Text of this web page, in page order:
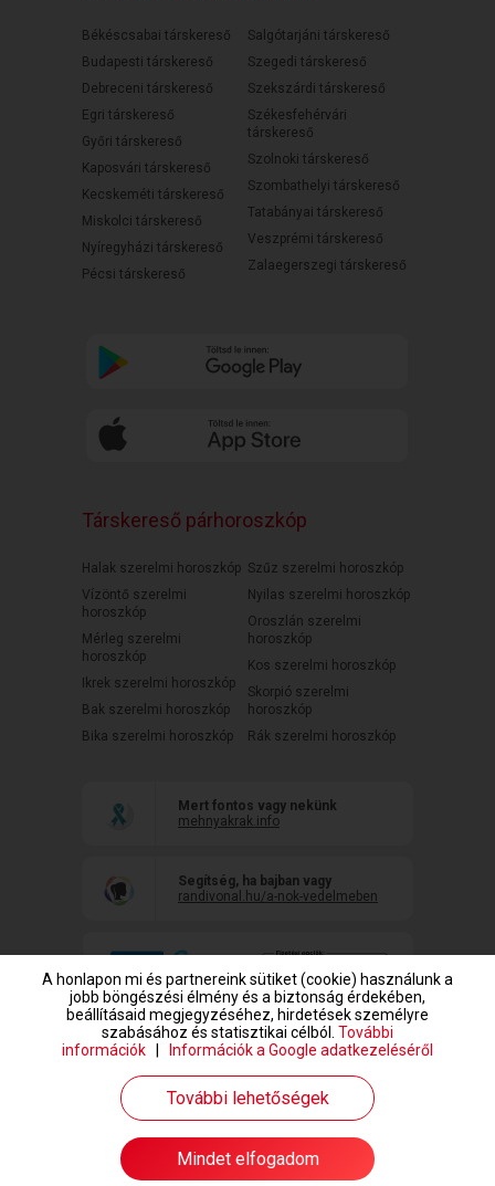
Békéscsabai társkereső
Budapesti társkereső
Debreceni társkereső
Egri társkereső
Győri társkereső
Kaposvári társkereső
Kecskeméti társkereső
Miskolci társkereső
Nyíregyházi társkereső
Pécsi társkereső
Salgótarjáni társkereső
Szegedi társkereső
Szekszárdi társkereső
Székesfehérvári
társkereső
Szolnoki társkereső
Szombathelyi társkereső
Tatabányai társkereső
Veszprémi társkereső
Zalaegerszegi társkereső
Társkereső párhoroszkóp
Halak szerelmi horoszkóp
Vízöntő szerelmi
horoszkóp
Mérleg szerelmi
horoszkóp
Ikrek szerelmi horoszkóp
Bak szerelmi horoszkóp
Bika szerelmi horoszkóp
Szűz szerelmi horoszkóp
Nyilas szerelmi horoszkóp
Oroszlán szerelmi
horoszkóp
Kos szerelmi horoszkóp
Skorpió szerelmi
horoszkóp
Rák szerelmi horoszkóp
Mert fontos vagy nekünk
mehnyakrak.info
Segítség, ha bajban vagy
randivonal.hu/a-nok-vedelmeben
www.randivonal.hu © Copyright 1999-2026 Dating Central Europe Zrt.
A honlapon mi és partnereink sütiket (cookie) használunk a
jobb böngészési élmény és a biztonság érdekében,
beállításaid megjegyzéséhez, hirdetések személyre
szabásához és statisztikai célból. További
információk
Információk a Google adatkezeléséről
További lehetőségek
Mindet elfogadom